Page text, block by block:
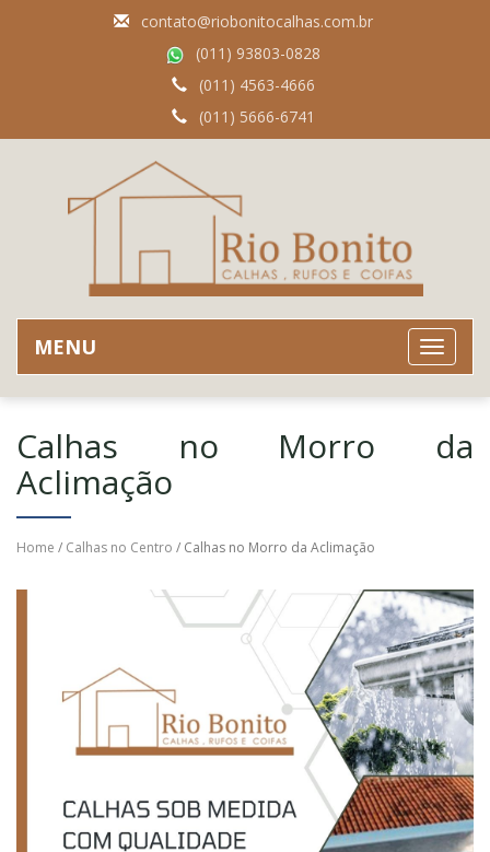
contato@riobonitocalhas.com.br
(011) 93803-0828
(011) 4563-4666
(011) 5666-6741
MENU
Calhas no Morro da
Aclimação
Home / Calhas no Centro / Calhas no Morro da Aclimação